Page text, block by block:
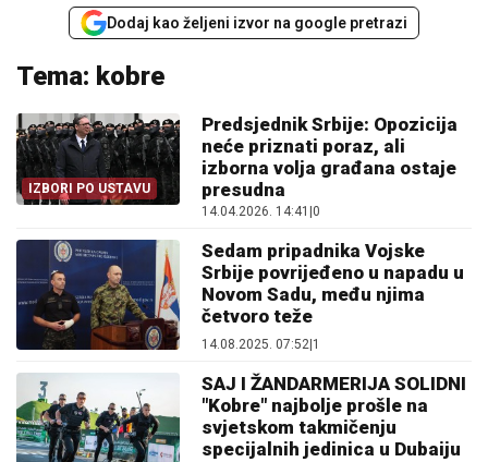
Dodaj kao željeni izvor na google pretrazi
Tema: kobre
IZBORI PO USTAVU
Predsjednik Srbije: Opozicija
neće priznati poraz, ali
izborna volja građana ostaje
presudna
14.04.2026. 14:41 0
Sedam pripadnika Vojske
Srbije povrijeđeno u napadu u
Novom Sadu, među njima
četvoro teže
14.08.2025. 07:52 1
SAJ I ŽANDARMERIJA SOLIDNI
"Kobre" najbolje prošle na
svjetskom takmičenju
specijalnih jedinica u Dubaiju